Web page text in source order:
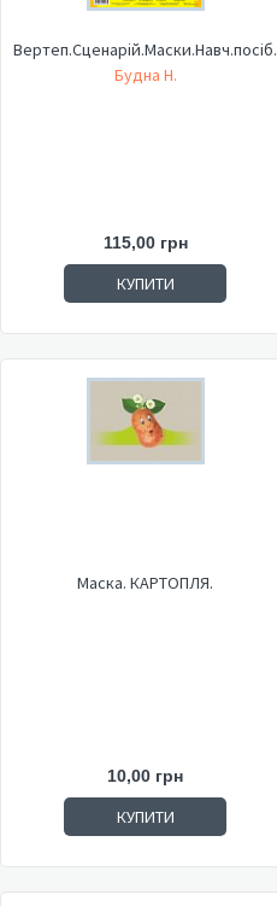
Вертеп.Сценарій.Маски.Навч.посіб.
Будна Н.
115,00 грн
КУПИТИ
Маска. КАРТОПЛЯ.
10,00 грн
КУПИТИ